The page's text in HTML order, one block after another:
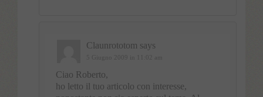
Claunrototom says
Ciao Roberto,
ho letto il tuo articolo con interesse,